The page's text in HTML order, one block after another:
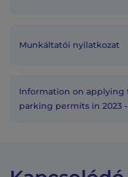
Munkáltatói nyilatkozat
Information on applying
parking permits in 2023